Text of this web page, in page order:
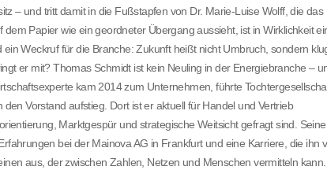
– und tritt damit in die Fußstapfen von Dr. Marie-Luise Wolff, die das
Papier wie ein geordneter Übergang aussieht, ist in Wirklichkeit
Weckruf für die Branche: Zukunft heißt nicht Umbruch, sondern
er mit? Thomas Schmidt ist kein Neuling in der Energiebranche –
kam 2014 zum Unternehmen, führte
Vorstand aufstieg. Dort ist er aktuell für Handel und Vertrieb
Marktgespür und strategische Weitsicht gefragt sind. Seine
bei der Mainova AG in Frankfurt und eine Karriere, die ihn
aus, der zwischen Zahlen, Netzen und Menschen vermitteln kann.